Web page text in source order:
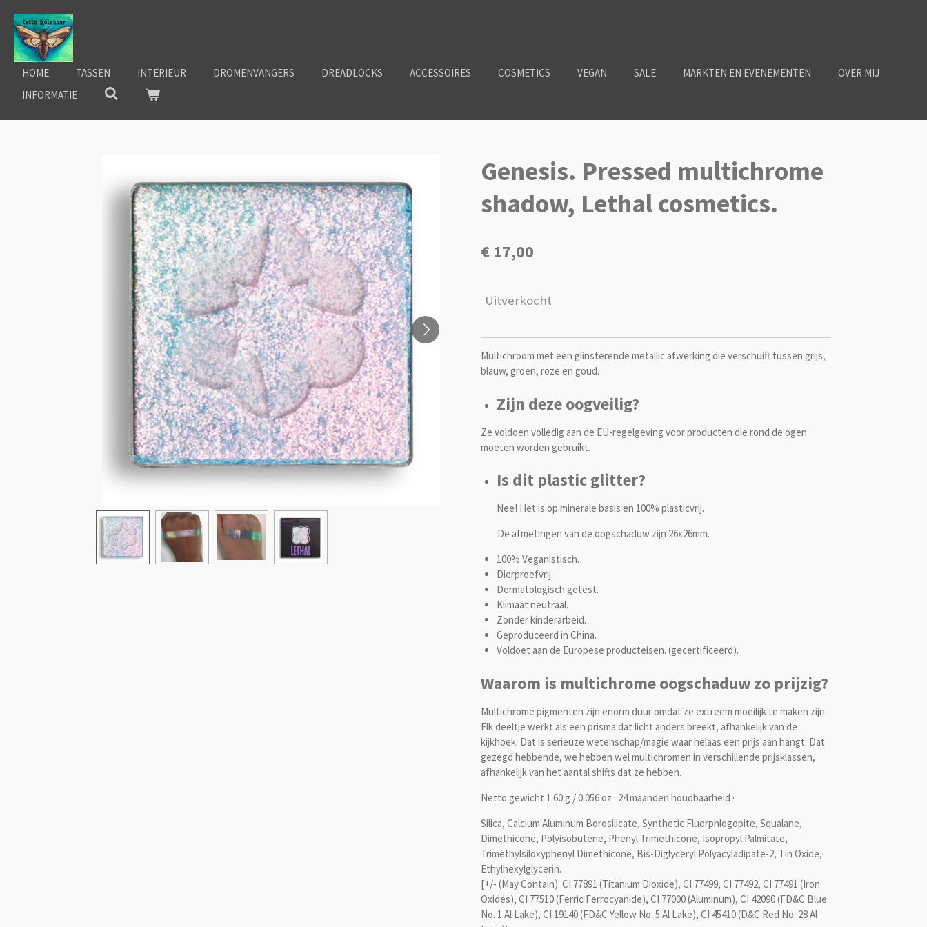
Ga
direct
naar
de
hoofdinhoud
HOME TASSEN INTERIEUR DROMENVANGERS DREADLOCKS ACCESSOIRES COSMETICS VEGAN SALE MARKTEN EN EVENEMENTEN
OVER MIJ
INFORMATIE
Genesis. Pressed multichrome
shadow, Lethal cosmetics.
€ 17,00
Uitverkocht
Multichroom met een glinsterende metallic afwerking die verschuift tussen grijs,
blauw, groen, roze en goud.
Zijn deze oogveilig?
Ze voldoen volledig aan de EU-regelgeving voor producten die rond de ogen
moeten worden gebruikt.
Is dit plastic glitter?
Nee! Het is op minerale basis en 100% plasticvrij.
De afmetingen van de oogschaduw zijn 26x26mm.
100% Veganistisch.
Dierproefvrij.
Dermatologisch getest.
Klimaat neutraal.
Zonder kinderarbeid.
Geproduceerd in China.
Voldoet aan de Europese producteisen. (gecertificeerd).
Waarom is multichrome oogschaduw zo prijzig?
Multichrome pigmenten zijn enorm duur omdat ze extreem moeilijk te maken zijn.
Elk deeltje werkt als een prisma dat licht anders breekt, afhankelijk van de
kijkhoek. Dat is serieuze wetenschap/magie waar helaas een prijs aan hangt. Dat
gezegd hebbende, we hebben wel multichromen in verschillende prijsklassen,
afhankelijk van het aantal shifts dat ze hebben.
Netto gewicht 1.60 g / 0.056 oz · 24 maanden houdbaarheid ·
Silica, Calcium Aluminum Borosilicate, Synthetic Fluorphlogopite, Squalane,
Dimethicone, Polyisobutene, Phenyl Trimethicone, Isopropyl Palmitate,
Trimethylsiloxyphenyl Dimethicone, Bis-Diglyceryl Polyacyladipate-2, Tin Oxide,
Ethylhexylglycerin.
[+/- (May Contain): CI 77891 (Titanium Dioxide), CI 77499, CI 77492, CI 77491 (Iron
Oxides), CI 77510 (Ferric Ferrocyanide), CI 77000 (Aluminum), CI 42090 (FD&C Blue
No. 1 Al Lake), CI 19140 (FD&C Yellow No. 5 Al Lake), CI 45410 (D&C Red No. 28 Al